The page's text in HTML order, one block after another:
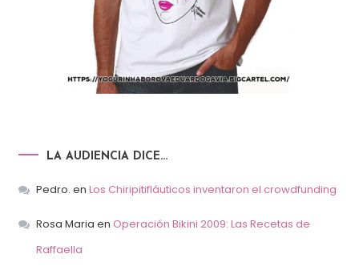
LA AUDIENCIA DICE…
Pedro. en Los Chiripitifláuticos inventaron el crowdfunding
Rosa Maria en Operación Bikini 2009: Las Recetas de
Raffaella